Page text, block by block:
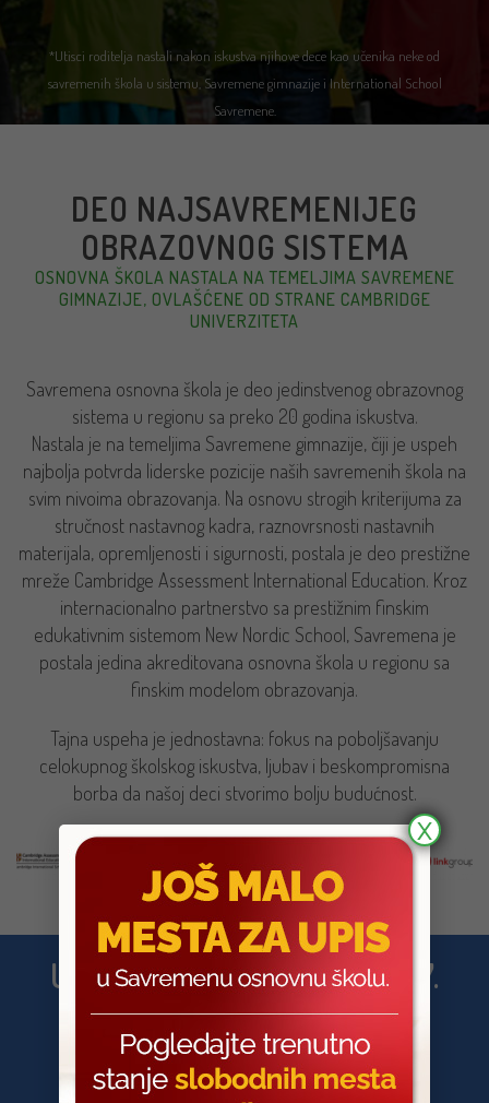
*Utisci roditelja nastali nakon iskustva njihove dece kao učenika neke od
savremenih škola u sistemu, Savremene gimnazije i International School
Savremene.
DEO NAJSAVREMENIJEG
OBRAZOVNOG SISTEMA
OSNOVNA ŠKOLA NASTALA NA TEMELJIMA SAVREMENE
GIMNAZIJE, OVLAŠĆENE OD STRANE CAMBRIDGE
UNIVERZITETA
Savremena osnovna škola je deo jedinstvenog obrazovnog
sistema u regionu sa preko 20 godina iskustva.
Nastala je na temeljima Savremene gimnazije, čiji je uspeh
najbolja potvrda liderske pozicije naših savremenih škola na
svim nivoima obrazovanja. Na osnovu strogih kriterijuma za
stručnost nastavnog kadra, raznovrsnosti nastavnih
materijala, opremljenosti i sigurnosti, postala je deo prestižne
mreže Cambridge Assessment International Education. Kroz
internacionalno partnerstvo sa prestižnim finskim
edukativnim sistemom New Nordic School, Savremena je
postala jedina akreditovana osnovna škola u regionu sa
finskim modelom obrazovanja.
Tajna uspeha je jednostavna: fokus na poboljšavanju
celokupnog školskog iskustva, ljubav i beskompromisna
borba da našoj deci stvorimo bolju budućnost.
UPIS GENERACIJE 2026/27.
JE OTVOREN!
PRIJAVITE SE NA VREME I OSTVARITE BROJNE
POGODNOSTI. SAMO DO 31. AVGUSTA.
X